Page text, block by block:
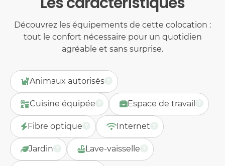
Découvrez les équipements de cette colocation :
tout le confort nécessaire pour un quotidien
agréable et sans surprise.
Animaux autorisés
Cuisine équipée Espace de travail
Fibre optique Internet
Jardin Lave-vaisselle